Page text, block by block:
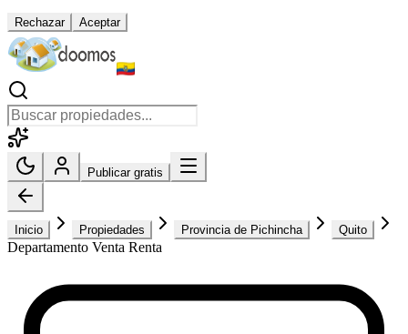
Rechazar Aceptar
Publicar gratis
Inicio Propiedades Provincia de Pichincha Quito
Departamento Venta Renta